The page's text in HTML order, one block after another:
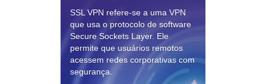
SSL VPN refere-se a uma VPN
que usa o protocolo de software
Secure Sockets Layer. Ele
permite que usuários remotos
acessem redes corporativas com
segurança.